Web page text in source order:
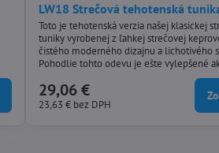
LW18 Strečová tehotenská
Toto je tehotenská verzia našej klasickej
tuniky vyrobenej z ľahkej strečovej
čistého moderného dizajnu a lichotivého
Pohodlie tohto odevu je ešte vylepšené
zadným prevedením a predným zipsom.
29,06 €
23,63 € bez DPH